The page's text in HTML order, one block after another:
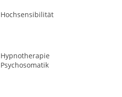
Hochsensibilität
Hypnotherapie
Psychosomatik